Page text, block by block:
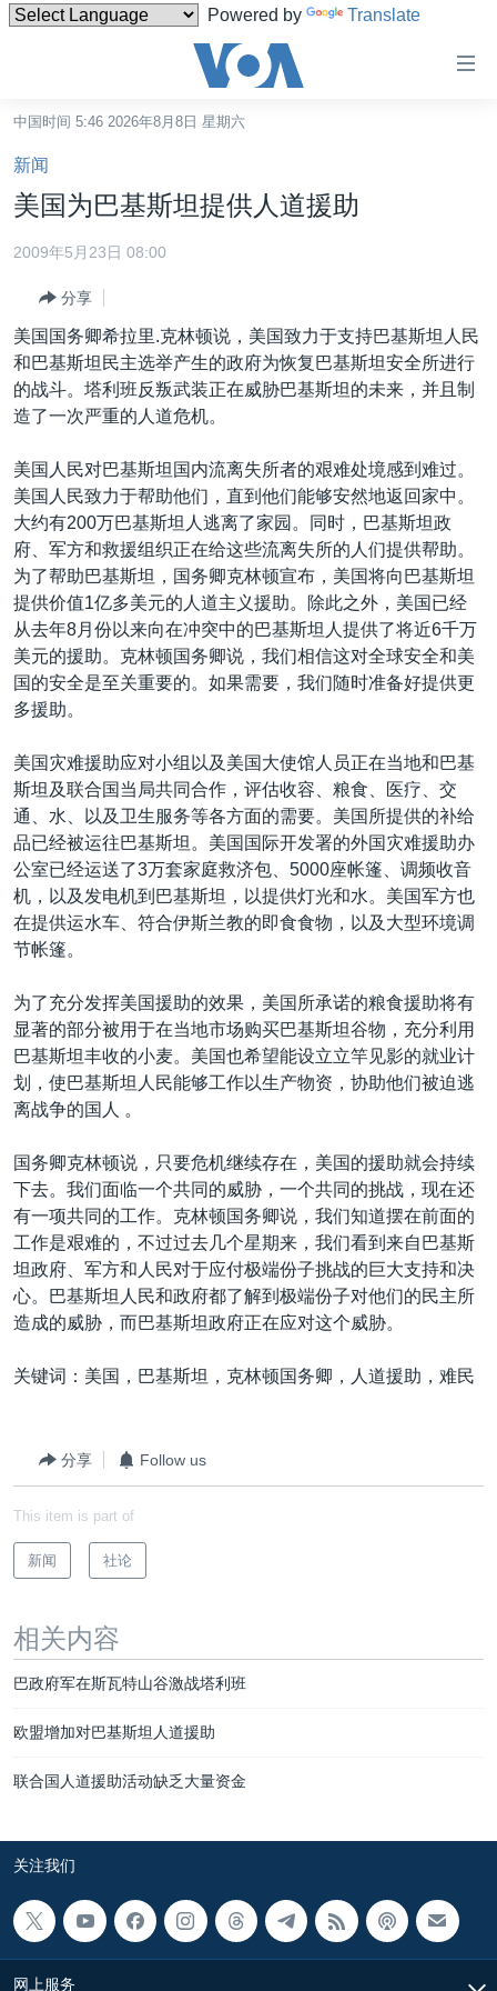
Powered by Translate
碍
链
接
跳
转
容
跳
到
航
跳
到
索
港澳
国际
最新国际新闻
印太
中东
欧洲
非洲
美洲
全球议题
分类新闻
经济·金融·贸易
人权·法律·宗教
科教·文娱·体健
军事
劳工
环境
美中关系
热点专题
白宫要闻
国会报道
美中关系
美国建国250周年
埃博拉疫情
美国之音专访
台海两岸关系
南中国海争端
关注西藏
关注新疆
GEN Z 看美国
VOA视频
VOA今日焦点
中文广播
关注我们
其他语言网站
中国时间 5:46 2026年8月8日 星期六
新闻
美国为巴基斯坦提供人道援助
2009年5月23日 08:00
分享
美国国务卿希拉里.克林顿说，美国致力于支持巴基斯坦人民
和巴基斯坦民主选举产生的政府为恢复巴基斯坦安全所进行
的战斗。塔利班反叛武装正在威胁巴基斯坦的未来，并且制
造了一次严重的人道危机。
美国人民对巴基斯坦国内流离失所者的艰难处境感到难过。
美国人民致力于帮助他们，直到他们能够安然地返回家中。
大约有200万巴基斯坦人逃离了家园。同时，巴基斯坦政
府、军方和救援组织正在给这些流离失所的人们提供帮助。
为了帮助巴基斯坦，国务卿克林顿宣布，美国将向巴基斯坦
提供价值1亿多美元的人道主义援助。除此之外，美国已经
从去年8月份以来向在冲突中的巴基斯坦人提供了将近6千万
美元的援助。克林顿国务卿说，我们相信这对全球安全和美
国的安全是至关重要的。如果需要，我们随时准备好提供更
多援助。
美国灾难援助应对小组以及美国大使馆人员正在当地和巴基
斯坦及联合国当局共同合作，评估收容、粮食、医疗、交
通、水、以及卫生服务等各方面的需要。美国所提供的补给
品已经被运往巴基斯坦。美国国际开发署的外国灾难援助办
公室已经运送了3万套家庭救济包、5000座帐篷、调频收音
机，以及发电机到巴基斯坦，以提供灯光和水。美国军方也
在提供运水车、符合伊斯兰教的即食食物，以及大型环境调
节帐篷。
为了充分发挥美国援助的效果，美国所承诺的粮食援助将有
显著的部分被用于在当地市场购买巴基斯坦谷物，充分利用
巴基斯坦丰收的小麦。美国也希望能设立立竿见影的就业计
划，使巴基斯坦人民能够工作以生产物资，协助他们被迫逃
离战争的国人 。
国务卿克林顿说，只要危机继续存在，美国的援助就会持续
下去。我们面临一个共同的威胁，一个共同的挑战，现在还
有一项共同的工作。克林顿国务卿说，我们知道摆在前面的
工作是艰难的，不过过去几个星期来，我们看到来自巴基斯
坦政府、军方和人民对于应付极端份子挑战的巨大支持和决
心。巴基斯坦人民和政府都了解到极端份子对他们的民主所
造成的威胁，而巴基斯坦政府正在应对这个威胁。
关键词：美国，巴基斯坦，克林顿国务卿，人道援助，难民
分享 Follow us
This item is part of
新闻 社论
相关内容
巴政府军在斯瓦特山谷激战塔利班
欧盟增加对巴基斯坦人道援助
联合国人道援助活动缺乏大量资金
关注我们
网上服务